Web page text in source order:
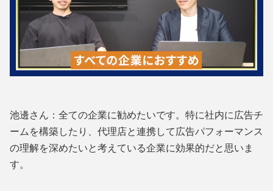
池邊さん：全ての企業に勧めたいです。特に社内に広告チ
ームを構築したり、代理店と連携して広告パフォーマンス
の理解を深めたいと考えている企業に効果的だと思いま
す。